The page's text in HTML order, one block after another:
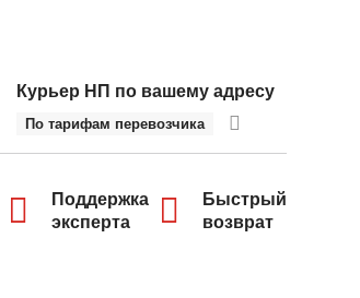
Курьер НП по вашему адресу
По тарифам перевозчика
Поддержка
эксперта
Быстрый
возврат